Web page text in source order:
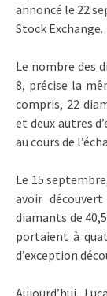
annoncé le 22
Stock Exchange.
Le nombre des
8, précise la
compris, 22
et deux autres
au cours de
Le 15
avoir
diamants de
portaient à
d’exception
Aujourd’hui,